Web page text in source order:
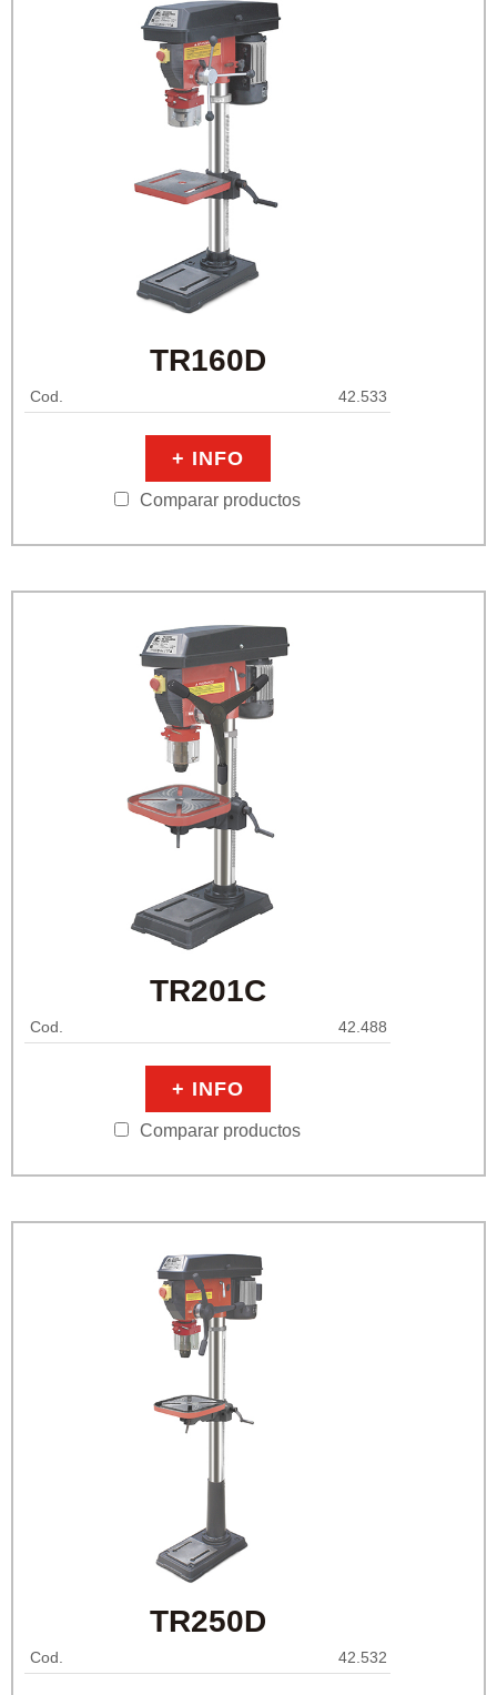
TR160D
Cod. 42.533
+ INFO
Comparar productos
TR201C
Cod. 42.488
+ INFO
Comparar productos
TR250D
Cod. 42.532